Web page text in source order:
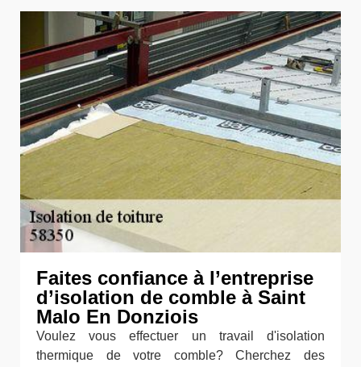
Faites confiance à l’entreprise
d’isolation de comble à Saint
Malo En Donziois
Voulez vous effectuer un travail d'isolation
thermique de votre comble? Cherchez des